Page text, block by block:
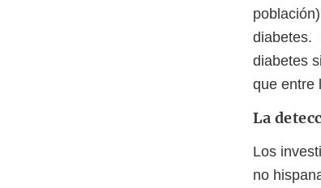
diabetes.
diabetes
que entre
La
Los
no